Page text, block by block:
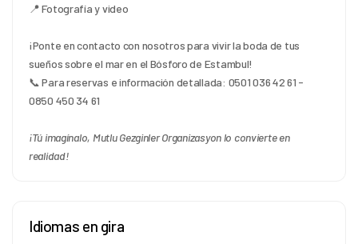
📍 Fotografía y video
¡Ponte en contacto con nosotros para vivir la boda de tus
sueños sobre el mar en el Bósforo de Estambul!
📞 Para reservas e información detallada: 0501 036 42 61 -
0850 450 34 61
¡Tú imagínalo, Mutlu Gezginler Organizasyon lo convierte en
realidad!
Idiomas en gira